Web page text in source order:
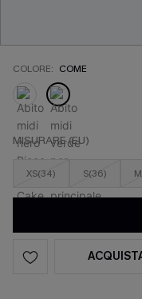
COLORE: COME
MISURARE (EU)
XS(34) S(36)